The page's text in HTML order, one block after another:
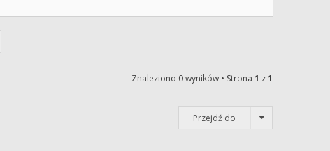
Znaleziono 0 wyników • Strona 1 z1
Przejdź do